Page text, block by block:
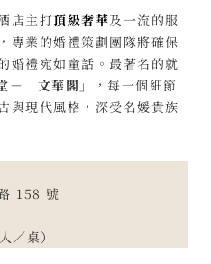
店主打頂級奢華及一流的服
專業的婚禮策劃團隊將確保
婚禮宛如童話。最著名的就
「文華閣」
，每一個細節
與現代風格，深受名媛貴族
158 號
桌）